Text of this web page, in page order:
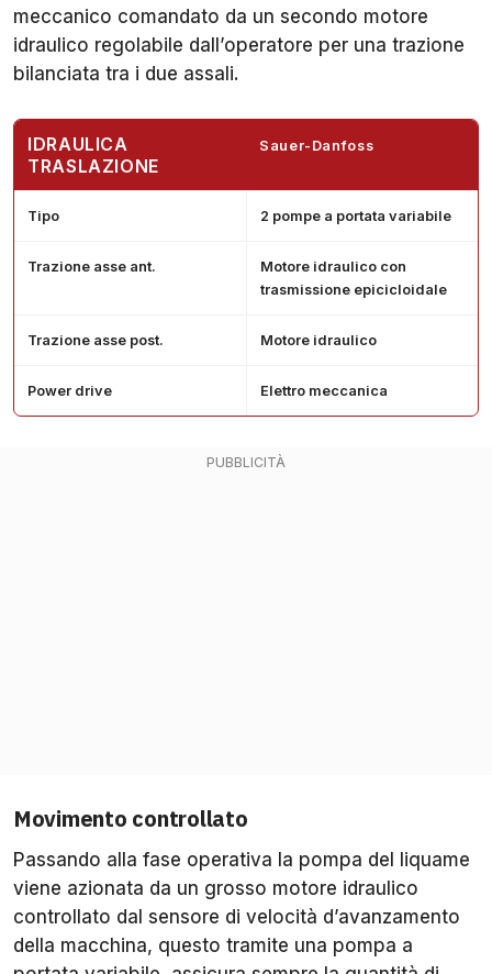
meccanico comandato da un secondo motore
idraulico regolabile dall’operatore per una trazione
bilanciata tra i due assali.
IDRAULICA
TRASLAZIONE
Sauer-Danfoss
Tipo 2 pompe a portata variabile
Trazione asse ant.
Motore idraulico con
trasmissione epicicloidale
Trazione asse post. Motore idraulico
Power drive Elettro meccanica
Movimento controllato
Passando alla fase operativa la pompa del liquame
viene azionata da un grosso motore idraulico
controllato dal sensore di velocità d’avanzamento
della macchina, questo tramite una pompa a